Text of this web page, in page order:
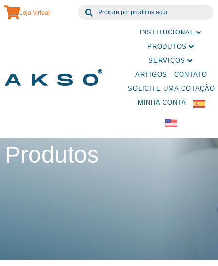
Loja Virtual
INSTITUCIONAL
PRODUTOS
SERVIÇOS
ARTIGOS
CONTATO
SOLICITE UMA COTAÇÃO
MINHA CONTA
Produtos